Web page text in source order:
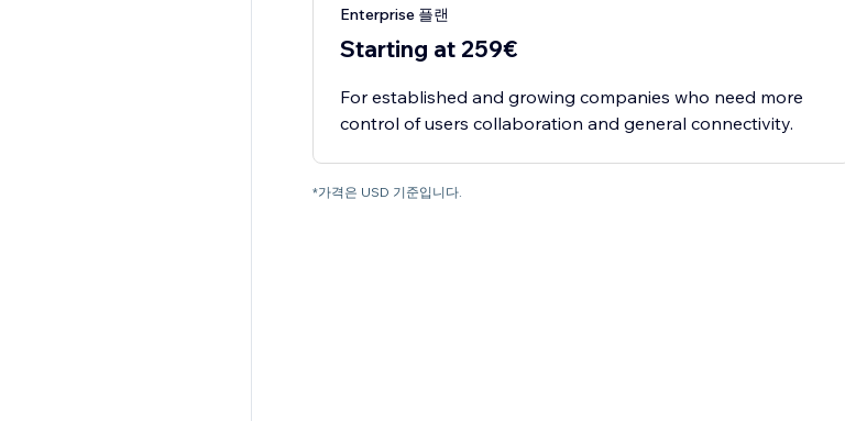
Enterprise 플랜
Starting at 259€
For established and growing companies who need more
control of users collaboration and general connectivity.
*가격은 USD 기준입니다.